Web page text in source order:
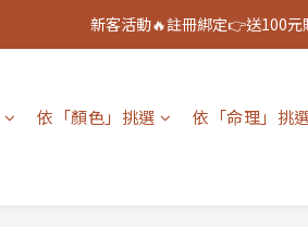
新客活動🔥註冊綁定👉送100元
新客活動🔥註冊綁定👉送100元
新客活動🔥註冊綁定👉送100元
依「顏色」挑選 依「命理」挑